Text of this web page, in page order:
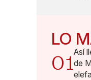
LO
01Así
de